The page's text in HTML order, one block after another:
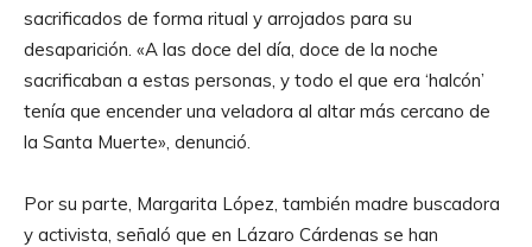
sacrificados de forma ritual y arrojados para su
desaparición. «A las doce del día, doce de la noche
sacrificaban a estas personas, y todo el que era ‘halcón’
tenía que encender una veladora al altar más cercano de
la Santa Muerte», denunció.
Por su parte, Margarita López, también madre buscadora
y activista, señaló que en Lázaro Cárdenas se han